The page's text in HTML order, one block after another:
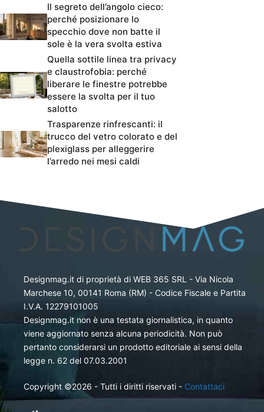
Il segreto dell’angolo cieco:
perché posizionare lo
specchio dove non batte il
sole è la vera svolta estiva
Quella sottile linea tra privacy
e claustrofobia: perché
liberare le finestre potrebbe
essere la svolta per il tuo
salotto
Trasparenze rinfrescanti: il
trucco del vetro colorato e del
plexiglass per alleggerire
l’arredo nei mesi caldi
Designmag.it di proprietà di WEB 365 SRL - Via Nicola
Marchese 10, 00141 Roma (RM) - Codice Fiscale e Partita
I.V.A. 12279101005
Designmag.it non è una testata giornalistica, in quanto
viene aggiornato senza alcuna periodicità. Non può
pertanto considerarsi un prodotto editoriale ai sensi della
legge n. 62 del 07.03.2001
Copyright ©2026 - Tutti i diritti riservati - Contattaci